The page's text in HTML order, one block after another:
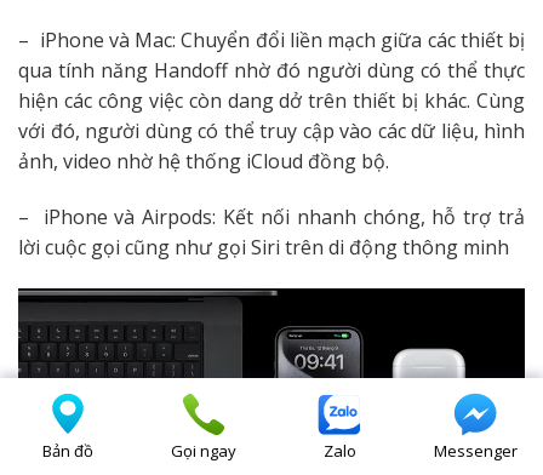
– iPhone và Mac: Chuyển đổi liền mạch giữa các thiết bị
qua tính năng Handoff nhờ đó người dùng có thể thực
hiện các công việc còn dang dở trên thiết bị khác. Cùng
với đó, người dùng có thể truy cập vào các dữ liệu, hình
ảnh, video nhờ hệ thống iCloud đồng bộ.
– iPhone và Airpods: Kết nối nhanh chóng, hỗ trợ trả
lời cuộc gọi cũng như gọi Siri trên di động thông minh
Bản đồ Gọi ngay Zalo Messenger